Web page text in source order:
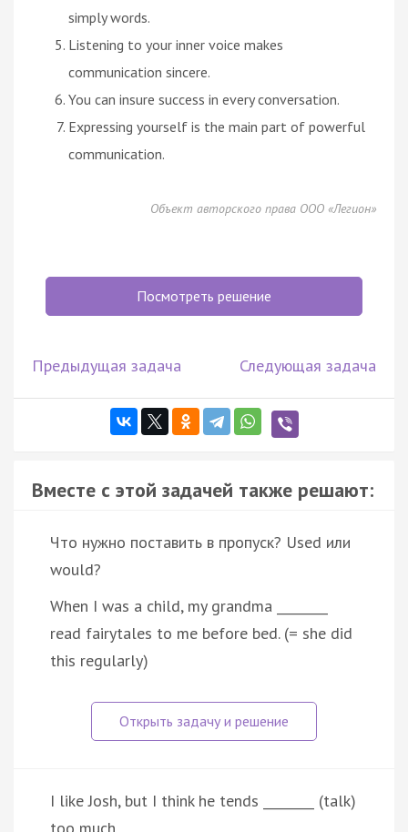
simply words.
Listening to your inner voice makes
communication sincere.
You can insure success in every conversation.
Expressing yourself is the main part of powerful
communication.
Объект авторского права ООО «Легион»
Посмотреть решение
Предыдущая задача Следующая задача
Вместе с этой задачей также решают:
Что нужно поставить в пропуск? Used или
would?
When I was a child, my grandma ________
read fairytales to me before bed. (= she did
this regularly)
I like Josh, but I think he tends ________ (talk)
too much.